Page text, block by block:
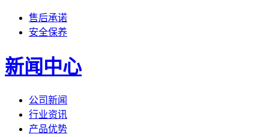
售后承诺
安全保养
新闻中心
公司新闻
行业资讯
产品优势